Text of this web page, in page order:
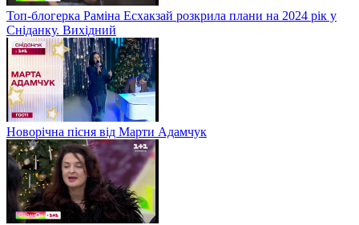
Топ-блогерка Раміна Есхакзай розкрила плани на 2024 рік у
Сніданку. Вихідний
Новорічна пісня від Марти Адамчук